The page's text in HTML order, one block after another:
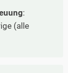
:
(alle